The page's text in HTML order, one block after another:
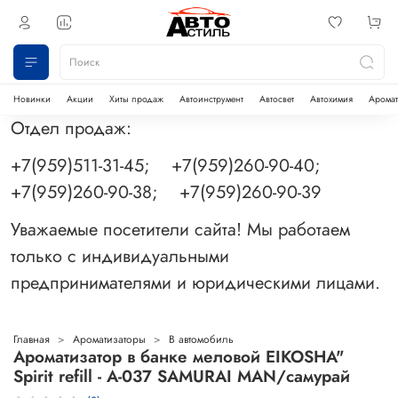
Новинки Акции Хиты продаж Автоинструмент Автосвет Автохимия
Отдел продаж:
+7(959)511-31-45; +7(959)260-90-40;
+7(959)260-90-38; +7(959)260-90-39
Уважаемые посетители сайта! Мы работаем
только с индивидуальными
предпринимателями и юридическими лицами.
Главная Ароматизаторы В автомобиль
Ароматизатор в банке меловой EIKOSHA"
Spirit refill - А-037 SAMURAI MAN/самурай